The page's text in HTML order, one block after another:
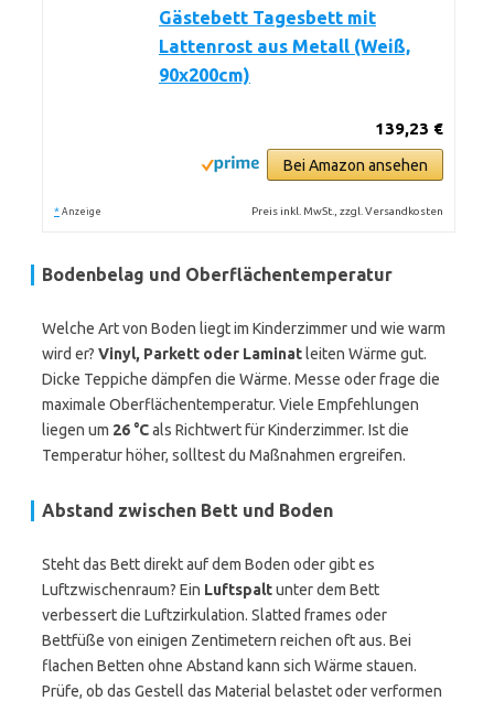
Gästebett Tagesbett mit
Lattenrost aus Metall (Weiß,
90x200cm)
139,23 €
Bei Amazon ansehen
* Anzeige Preis inkl. MwSt., zzgl. Versandkosten
Bodenbelag und Oberflächentemperatur
Welche Art von Boden liegt im Kinderzimmer und wie warm
wird er? Vinyl, Parkett oder Laminat leiten Wärme gut.
Dicke Teppiche dämpfen die Wärme. Messe oder frage die
maximale Oberflächentemperatur. Viele Empfehlungen
liegen um 26 °Cals Richtwert für Kinderzimmer. Ist die
Temperatur höher, solltest du Maßnahmen ergreifen.
Abstand zwischen Bett und Boden
Steht das Bett direkt auf dem Boden oder gibt es
Luftzwischenraum? Ein Luftspaltunter dem Bett
verbessert die Luftzirkulation. Slatted frames oder
Bettfüße von einigen Zentimetern reichen oft aus. Bei
flachen Betten ohne Abstand kann sich Wärme stauen.
Prüfe, ob das Gestell das Material belastet oder verformen